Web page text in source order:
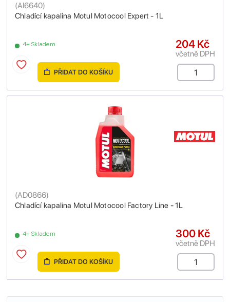
Chladící kapalina Motul Motocool Expert - 1L
(AI6640)
4+ Skladem 204 Kč
včetně DPH
PŘIDAT DO KOŠÍKU
Chladící kapalina Motul Motocool Factory Line - 1L
(AD0866)
4+ Skladem 300 Kč
včetně DPH
PŘIDAT DO KOŠÍKU